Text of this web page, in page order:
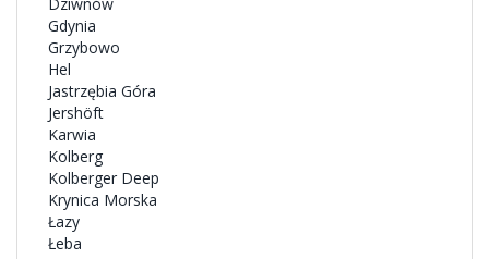
Gdynia
Grzybowo
Hel
Jastrzębia Góra
Jershöft
Karwia
Kolberg
Kolberger Deep
Krynica Morska
Łazy
Łeba